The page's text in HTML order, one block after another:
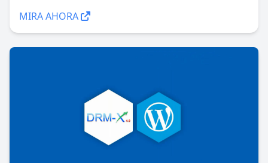
MIRA AHORA